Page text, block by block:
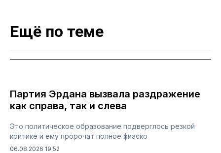
Ещё по теме
Партия Эрдана вызвала раздражение
как справа, так и слева
Это политическое образование подверглось резкой
критике и ему пророчат полное фиаско
06.08.2026 19:52